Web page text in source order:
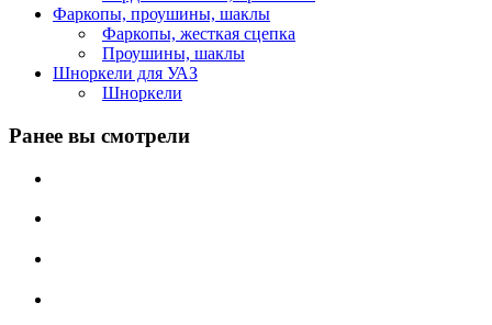
Фаркопы, проушины, шаклы
Фаркопы, жесткая сцепка
Проушины, шаклы
Шноркели для УАЗ
Шноркели
Ранее вы смотрели